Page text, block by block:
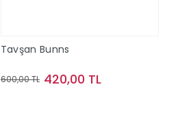
Tavşan Bunns
600,00 TL 420,00 TL